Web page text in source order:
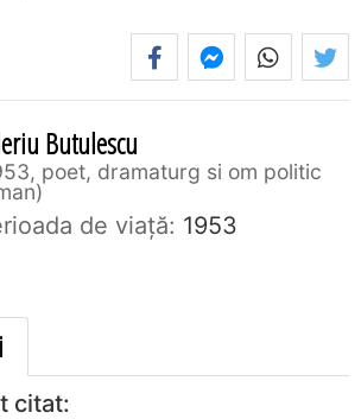
Butulescu
poet, dramaturg si om politic
de viaţă: 1953
citat: